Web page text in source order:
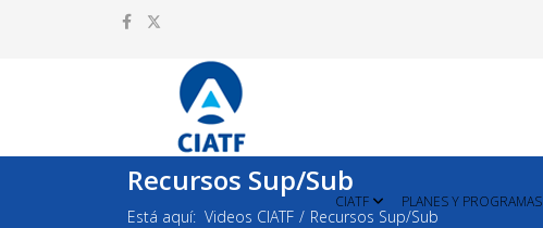
CIATF PLANES Y PROGRAMAS
Recursos Sup/Sub
Está aquí: Videos CIATF Recursos Sup/Sub